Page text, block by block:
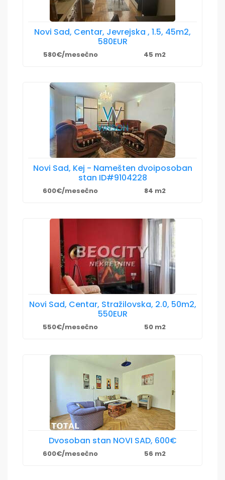
Novi Sad, Centar, Jevrejska , 1.5, 45m2,
580EUR
580€/mesečno 45 m2
Novi Sad, Kej - Namešten dvoiposoban
stan ID#9104228
600€/mesečno 84 m2
Novi Sad, Centar, Stražilovska, 2.0, 50m2,
550EUR
550€/mesečno 50 m2
Dvosoban stan NOVI SAD, 600€
600€/mesečno 56 m2